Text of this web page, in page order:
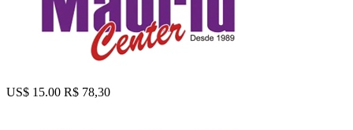
US$ 15.00 R$ 78,30